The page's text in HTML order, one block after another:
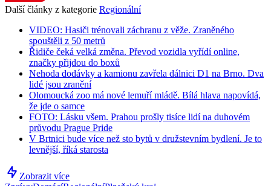
Další články z kategorie Regionální
VIDEO: Hasiči trénovali záchranu z věže. Zraněného
spouštěli z 50 metrů
Řidiče čeká velká změna. Převod vozidla vyřídí online,
značky přijdou do boxů
Nehoda dodávky a kamionu zavřela dálnici D1 na Brno. Dva
lidé jsou zranění
Olomoucká zoo má nové lemuří mládě. Bílá hlava napovídá,
že jde o samce
FOTO: Lásku všem. Prahou prošly tisíce lidí na duhovém
průvodu Prague Pride
V Brtnici bude více než sto bytů v družstevním bydlení. Je to
levnější, říká starosta
Zobrazit více